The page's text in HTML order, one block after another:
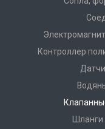
Контроллер
Шланги